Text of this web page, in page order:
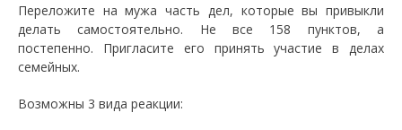
Переложите на мужа часть дел, которые вы привыкли
делать самостоятельно. Не все 158 пунктов, а
постепенно. Пригласите его принять участие в делах
семейных.
Возможны 3 вида реакции: